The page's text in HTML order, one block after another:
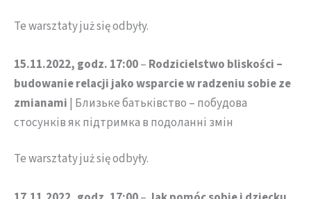
Te warsztaty już się odbyły.
15.11.2022, godz. 17:00– Rodzicielstwo bliskości –
budowanie relacji jako wsparcie w radzeniu sobie ze
zmianami | Близьке батьківство – побудова
стосунків як підтримка в подоланні змін
Te warsztaty już się odbyły.